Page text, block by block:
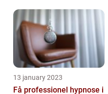
13 january 2023
Få professionel hypnose i